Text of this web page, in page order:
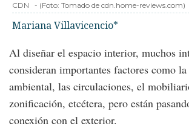
CDN - (Foto: Tomado de cdn.home-reviews.com)
Mariana Villavicencio*
Al diseñar el espacio interior, muchos
consideran importantes factores como
ambiental, las circulaciones, el
zonificación, etcétera, pero están
conexión con el exterior.